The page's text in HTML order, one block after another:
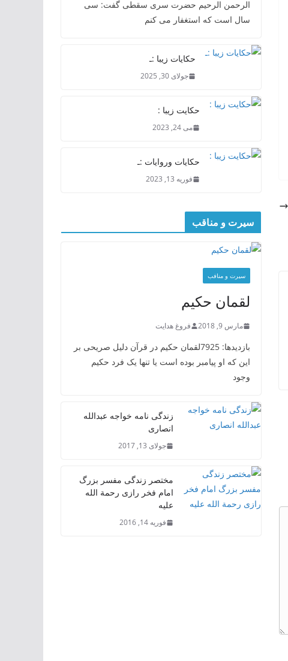
الرحمن الرحیم حضرت سری سقطی گفت: سی
سال است که استغفار می کنم
حکایات زیبا :ـ
جولای 30, 2025
حکایت زیبا :
می 24, 2023
حکایات وروایات :ـ
فوریه 13, 2023
سیرت و مناقب
سیرت و منافب
لقمان حکیم
مارس 9, 2018 فروغ هدایت
بازدیدها: 7925لقمان حکیم در قرآن دلیل صریحی بر
این که او پیامبر بوده است یا تنها یک فرد حکیم
وجود
زندگی نامه خواجه عبدالله
انصاری
جولای 13, 2017
مختصر زندگی مفسر بزرگ
امام فخر رازی رحمة الله
علیه
فوریه 14, 2016